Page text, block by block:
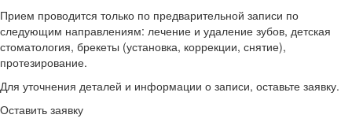
Прием проводится только по предварительной записи по
следующим направлениям: лечение и удаление зубов, детская
стоматология, брекеты (установка, коррекции, снятие),
протезирование.
Для уточнения деталей и информации о записи, оставьте заявку.
Оставить заявку